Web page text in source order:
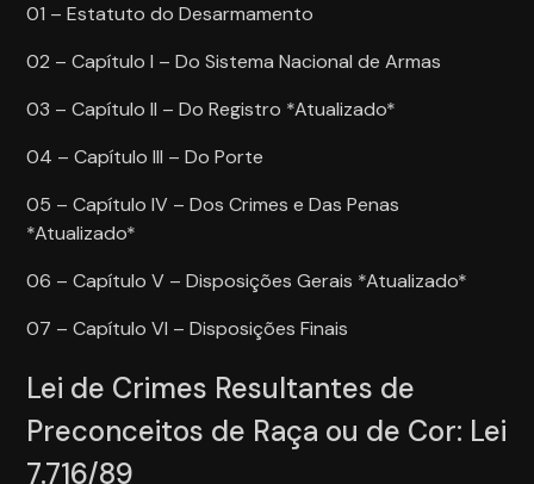
01 – Estatuto do Desarmamento
02 – Capítulo I – Do Sistema Nacional de Armas
03 – Capítulo II – Do Registro *Atualizado*
04 – Capítulo III – Do Porte
05 – Capítulo IV – Dos Crimes e Das Penas
*Atualizado*
06 – Capítulo V – Disposições Gerais *Atualizado*
07 – Capítulo VI – Disposições Finais
Lei de Crimes Resultantes de
Preconceitos de Raça ou de Cor: Lei
7.716/89